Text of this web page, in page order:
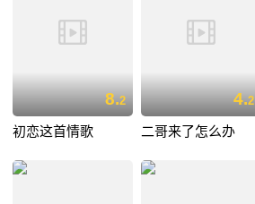
8.2
初恋这首情歌
4.2
二哥来了怎么办